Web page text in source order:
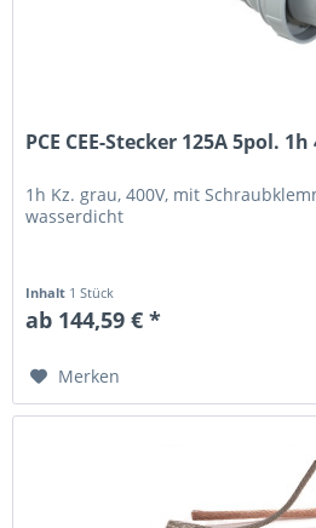
PCE CEE-Stecker 125A 5pol.
1h Kz. grau, 400V, mit
wasserdicht
Inhalt 1 Stück
ab 144,59 € *
Merken